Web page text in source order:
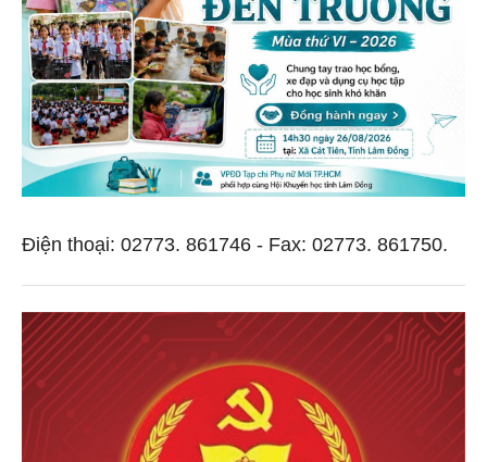
Điện thoại: 02773. 861746 - Fax: 02773. 861750.